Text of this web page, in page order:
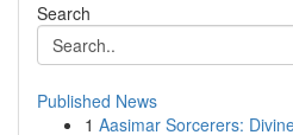
Search
Published News
1 Aasimar Sorcerers: